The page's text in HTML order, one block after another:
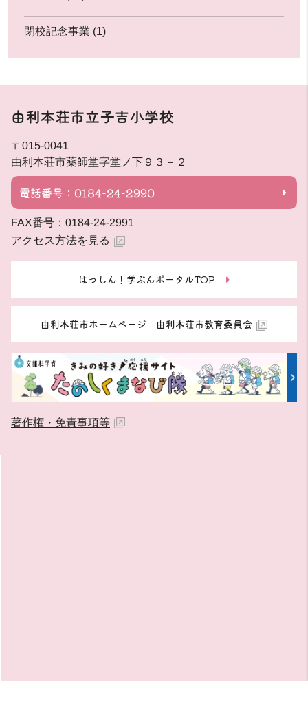
閉校記念事業 (1)
由利本荘市立子吉小学校
〒015-0041
由利本荘市薬師堂字堂ノ下９３－２
電話番号：0184-24-2990
FAX番号：0184-24-2991
アクセス方法を見る
はっしん！学ぶんポータルTOP
由利本荘市ホームページ 由利本荘市教育委員会
著作権・免責事項等